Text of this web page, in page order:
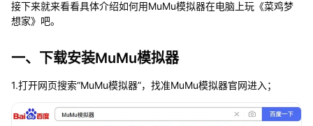
接下来就来看看具体介绍如何用MuMu模拟器在电脑上玩《菜鸡梦
想家》吧。
一、下载安装MuMu模拟器
1.打开网页搜索“MuMu模拟器”，找准MuMu模拟器官网进入；